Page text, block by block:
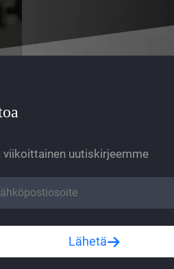
viikoittainen uutiskirjeemme
Lähetä